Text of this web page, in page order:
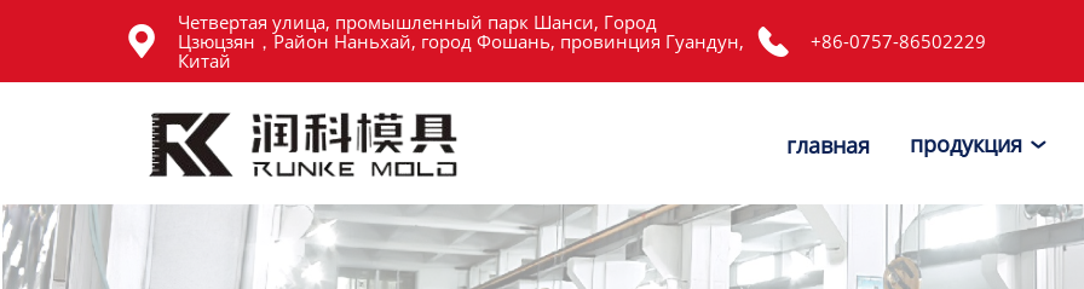

Четвертая улица, промышленный парк Шанси, Город
Цзюцзян，Район Наньхай, город Фошань, провинция Гуандун,
Китай
 +86-0757-86502229
главная продукция 
О нас
Контакты